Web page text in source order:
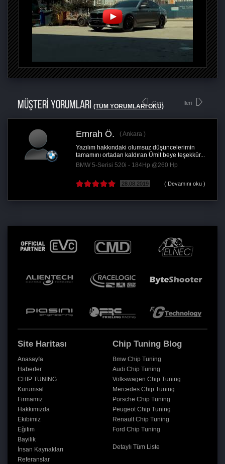
MÜŞTERİ YORUMLARI (TÜM YORUMLARI OKU)
Geri
Emrah Ö.
Ankara
Yazılım hakkındaki olumsuz düşüncelerimin
tamamını ortadan kaldıran Ümit beye teşekkür...
BMW 5-Serisi 520i - 184Hp @260 Hp
28.08.2019 ( Devamını oku )
İleri
Site Haritası
Anasayfa
Haberler
CHIP TUNING
Kurumsal
Firmamız
Hakkımızda
Ekibimiz
Eğitim
Bayilik
İnsan Kaynakları
Referanslar
Chip Tuning Blog
Bmw Chip Tuning
Audi Chip Tuning
Volkswagen Chip Tuning
Mercedes Chip Tuning
Porsche Chip Tuning
Peugeot Chip Tuning
Renault Chip Tuning
Ford Chip Tuning
Detaylı Tüm Liste